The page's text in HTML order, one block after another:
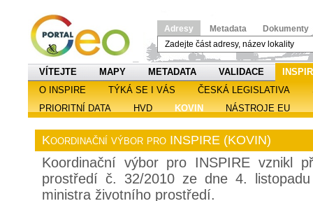
Adresy Metadata Dokumenty
VÍTEJTE MAPY METADATA VALIDACE
O INSPIRE
TÝKÁ SE I VÁS ČESKÁ LEGISLATIVA
PRIORITNÍ DATA
HVD KOVIN NÁSTROJE EU
Koordinační výbor pro INSPIRE (KOVIN)
Koordinační výbor pro INSPIRE vznikl
prostředí č. 32/2010 ze dne 4.
ministra životního prostředí.